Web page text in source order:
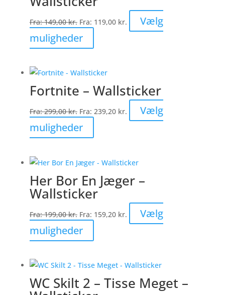
Fra:149,00kr. Fra: 119,00 kr.
Vælg
muligheder
vare
flere
varianter.
Mulighederne
kan
på
Fortnite – Wallsticker
Fra:299,00kr. Fra: 239,20 kr.
Vælg
muligheder
vare
flere
varianter.
Mulighederne
vælges
varesiden
Her Bor En Jæger –
Wallsticker
Fra:199,00kr. Fra: 159,20 kr.
Vælg
muligheder
vare
flere
varianter.
WC Skilt 2 – Tisse Meget –